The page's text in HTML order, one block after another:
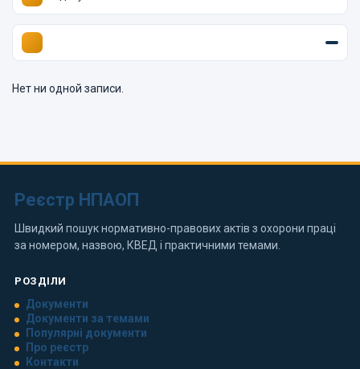
Нет ни одной записи.
Реєстр НПАОП
Швидкий пошук нормативно-правових актів з охорони праці
за номером, назвою, КВЕД і практичними темами.
РОЗДІЛИ
Документи
Документи за темами
Популярні документи
Про реєстр
Контакти